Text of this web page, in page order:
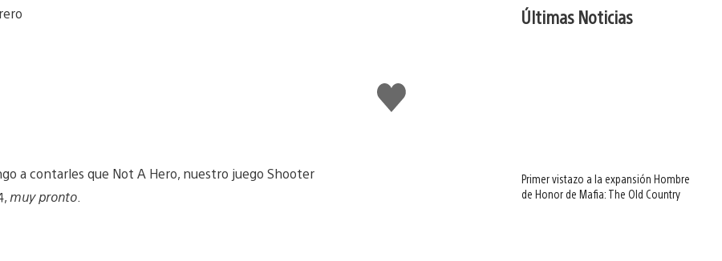
Me
gusta
a contarles que Not A Hero, nuestro juego Shooter
muy pronto
Últimas Noticias
Primer vistazo a la expansión Hombre
de Honor de Mafia: The Old Country